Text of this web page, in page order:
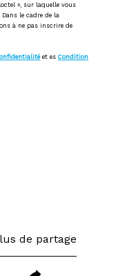
», sur laquelle vous
Dans le cadre de la
à ne pas inscrire de
et es Condition
de partage